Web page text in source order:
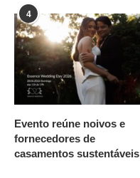
4
Evento reúne noivos e
fornecedores de
casamentos sustentáveis